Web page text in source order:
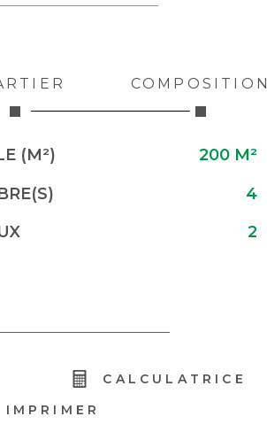
COMPOSITION
(M²)
200 M²
4
2
CALCULATRICE
IMPRIMER